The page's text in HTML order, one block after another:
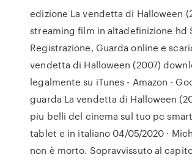
edizione La vendetta di Halloween
streaming film in altadefinizione hd
Registrazione, Guarda online e
vendetta di Halloween (2007)
legalmente su iTunes - Amazon -
guarda La vendetta di Halloween
piu belli del cinema sul tuo pc
tablet e in italiano 04/05/2020 ·
non è morto. Sopravvissuto al